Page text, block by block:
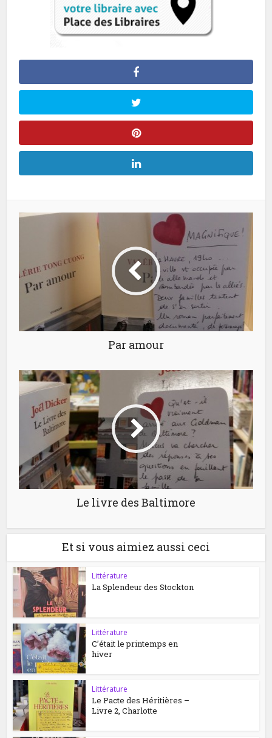
Par amour
Le livre des Baltimore
Et si vous aimiez aussi ceci
Littérature
La Splendeur des Stockton
Littérature
C’était le printemps en
hiver
Littérature
Le Pacte des Héritières –
Livre 2, Charlotte